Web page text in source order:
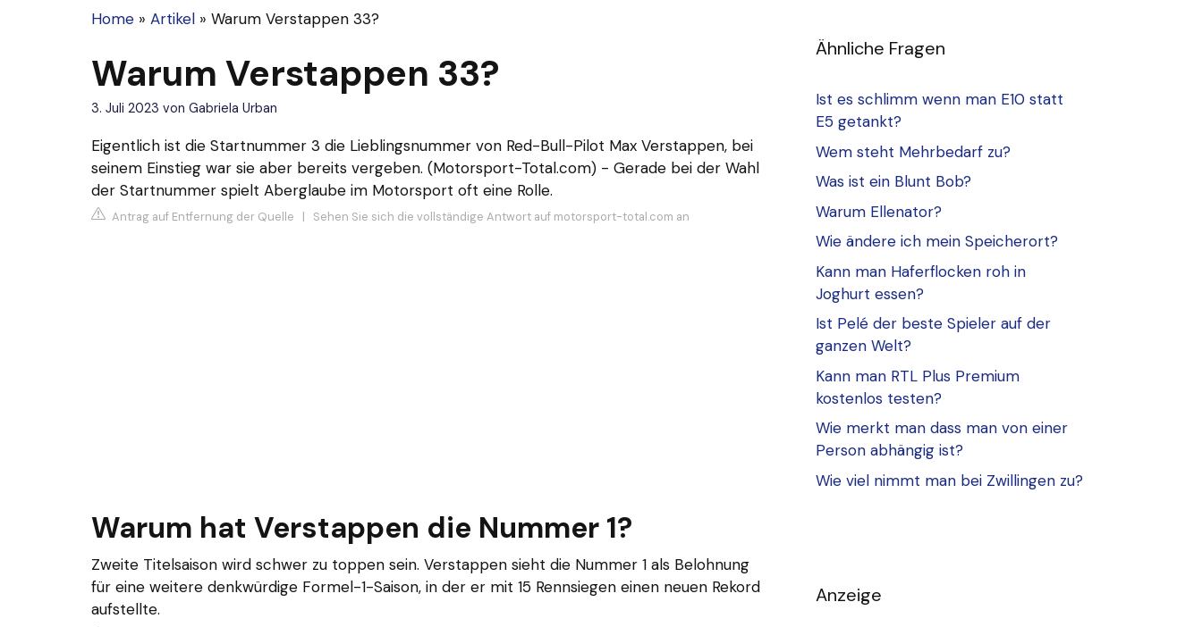
Home » Artikel » Warum Verstappen 33?
Warum Verstappen 33?
3. Juli 2023 von Gabriela Urban
Eigentlich ist die Startnummer 3 die Lieblingsnummer von Red-Bull-Pilot Max Verstappen, bei
seinem Einstieg war sie aber bereits vergeben. (Motorsport-Total.com) - Gerade bei der Wahl
der Startnummer spielt Aberglaube im Motorsport oft eine Rolle.
Antrag auf Entfernung der Quelle | Sehen Sie sich die vollständige Antwort auf motorsport-total.com an
Warum hat Verstappen die Nummer 1?
Zweite Titelsaison wird schwer zu toppen sein. Verstappen sieht die Nummer 1 als Belohnung
für eine weitere denkwürdige Formel-1-Saison, in der er mit 15 Rennsiegen einen neuen Rekord
aufstellte.
Ähnliche Fragen
Ist es schlimm wenn man E10 statt
E5 getankt?
Wem steht Mehrbedarf zu?
Was ist ein Blunt Bob?
Warum Ellenator?
Wie ändere ich mein Speicherort?
Kann man Haferflocken roh in
Joghurt essen?
Ist Pelé der beste Spieler auf der
ganzen Welt?
Kann man RTL Plus Premium
kostenlos testen?
Wie merkt man dass man von einer
Person abhängig ist?
Wie viel nimmt man bei Zwillingen zu?
Anzeige